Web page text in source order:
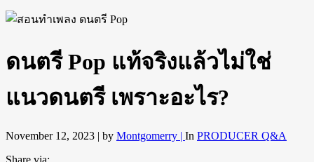
ดนตรี Pop แท้จริงแล้วไม่ใช่
แนวดนตรี เพราะอะไร?
November 12, 2023 | by Montgomerry | In PRODUCER Q&A